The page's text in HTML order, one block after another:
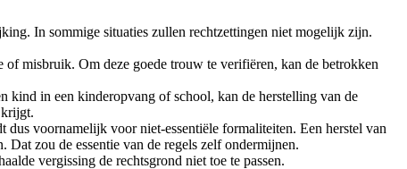
In sommige situaties zullen rechtzettingen niet mogelijk zijn.
misbruik. Om deze goede trouw te verifiëren, kan de betrokken
kind in een kinderopvang of school, kan de herstelling van de
krijgt.
dus voornamelijk voor niet-essentiële formaliteiten. Een herstel van
zou de essentie van de regels zelf ondermijnen.
vergissing de rechtsgrond niet toe te passen.